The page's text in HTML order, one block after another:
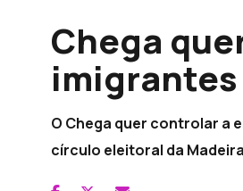
Chega
O Chega quer controlar a
círculo eleitoral da